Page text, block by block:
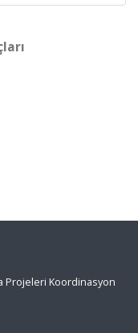
Projeleri Koordinasyon